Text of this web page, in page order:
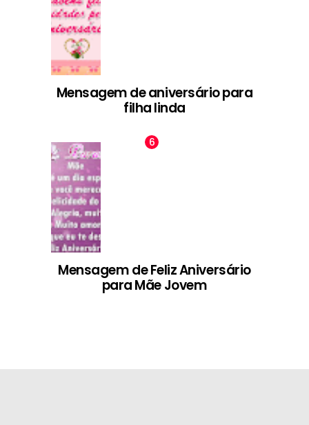
Mensagem de aniversário para
filha linda
Mensagem de Feliz Aniversário
para Mãe Jovem